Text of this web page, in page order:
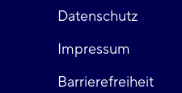
Fußzeile
links
Datenschutz
Impressum
Barrierefreiheit